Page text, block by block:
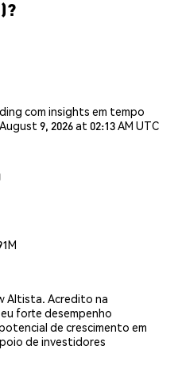
com insights em tempo
9, 2026 at 02:13 AM UTC
Altista. Acredito na
forte desempenho
de crescimento em
de investidores